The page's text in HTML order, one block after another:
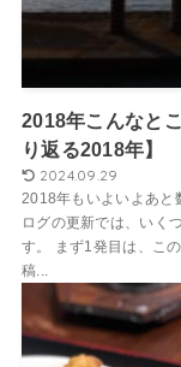
2018年こんなと
り返る2018年】
2024.09.29
2018年もいよいよあと
ログの更新では、いく
す。 まず1発目は、こ
稿...